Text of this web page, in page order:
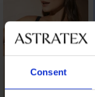
Consent